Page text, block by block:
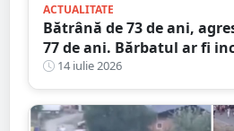
ACTUALITATE
Bătrână de 73 de ani,
77 de ani. Bărbatul ar fi
din județul Satu Mare
14 iulie 2026